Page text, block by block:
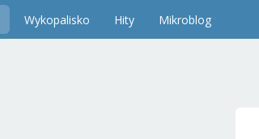
Wykopalisko Hity Mikroblog